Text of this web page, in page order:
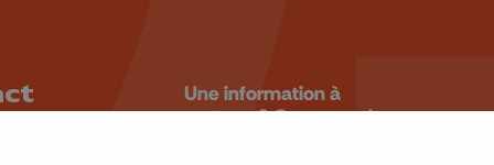
Une information à
partager? Contactez la